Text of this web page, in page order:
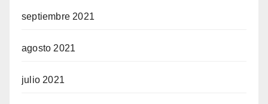
septiembre 2021
agosto 2021
julio 2021